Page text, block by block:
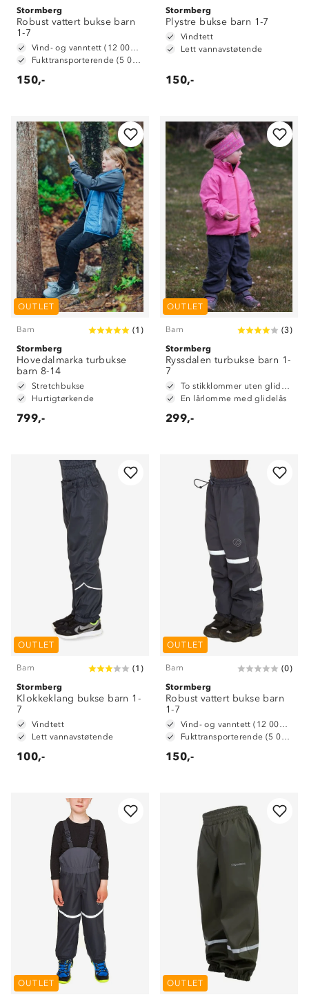
Stormberg
Robust vattert bukse barn
1-7
Vind- og vanntett (12 000 mm vannsøyle)
Fukttransporterende (5 000 g/m2/24t)
150,-
Stormberg
Plystre bukse barn 1-7
Vindtett
Lett vannavstøtende
150,-
OUTLET
Barn (1 )
Stormberg
Hovedalmarka turbukse
barn 8-14
Stretchbukse
Hurtigtørkende
799,-
OUTLET
Barn (3)
Stormberg
Ryssdalen turbukse barn 1-
7
To stikklommer uten glidelås.
En lårlomme med glidelås
299,-
OUTLET
Barn (1 )
Stormberg
Klokkeklang bukse barn 1-
7
Vindtett
Lett vannavstøtende
100,-
OUTLET
Barn (0)
Stormberg
Robust vattert bukse barn
1-7
Vind- og vanntett (12 000 mm vannsøyle)
Fukttransporterende (5 000 g/m2/24t)
150,-
OUTLET OUTLET